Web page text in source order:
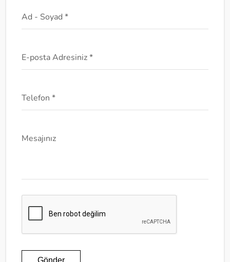
Ad - Soyad *
E-posta Adresiniz *
Telefon *
Mesajınız
Gönder